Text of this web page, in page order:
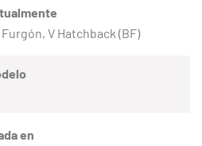
V Hatchback (BF)
en